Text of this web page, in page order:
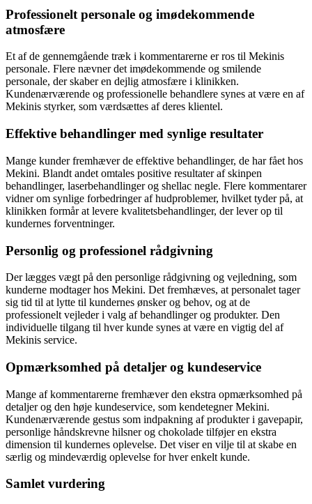
Professionelt personale og imødekommende
atmosfære
Et af de gennemgående træk i kommentarerne er ros til Mekinis
personale. Flere nævner det imødekommende og smilende
personale, der skaber en dejlig atmosfære i klinikken.
Kundenærværende og professionelle behandlere synes at være en af
Mekinis styrker, som værdsættes af deres klientel.
Effektive behandlinger med synlige resultater
Mange kunder fremhæver de effektive behandlinger, de har fået hos
Mekini. Blandt andet omtales positive resultater af skinpen
behandlinger, laserbehandlinger og shellac negle. Flere kommentarer
vidner om synlige forbedringer af hudproblemer, hvilket tyder på, at
klinikken formår at levere kvalitetsbehandlinger, der lever op til
kundernes forventninger.
Personlig og professionel rådgivning
Der lægges vægt på den personlige rådgivning og vejledning, som
kunderne modtager hos Mekini. Det fremhæves, at personalet tager
sig tid til at lytte til kundernes ønsker og behov, og at de
professionelt vejleder i valg af behandlinger og produkter. Den
individuelle tilgang til hver kunde synes at være en vigtig del af
Mekinis service.
Opmærksomhed på detaljer og kundeservice
Mange af kommentarerne fremhæver den ekstra opmærksomhed på
detaljer og den høje kundeservice, som kendetegner Mekini.
Kundenærværende gestus som indpakning af produkter i gavepapir,
personlige håndskrevne hilsner og chokolade tilføjer en ekstra
dimension til kundernes oplevelse. Det viser en vilje til at skabe en
særlig og mindeværdig oplevelse for hver enkelt kunde.
Samlet vurdering